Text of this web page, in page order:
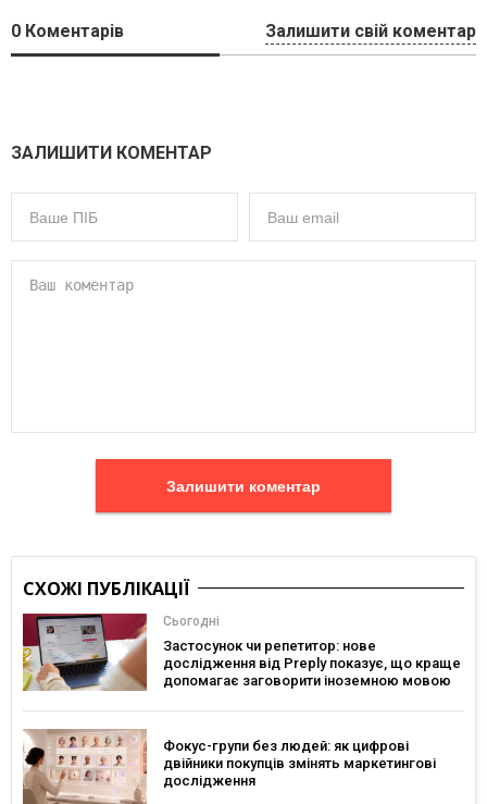
0 Коментарів Залишити свій коментар
ЗАЛИШИТИ КОМЕНТАР
Залишити коментар
СХОЖІ ПУБЛІКАЦІЇ
Сьогодні
Застосунок чи репетитор: нове
дослідження від Preply показує, що краще
допомагає заговорити іноземною мовою
Фокус-групи без людей: як цифрові
двійники покупців змінять маркетингові
дослідження